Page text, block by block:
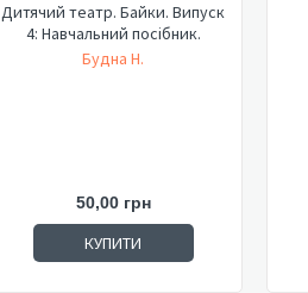
Дитячий театр. Байки. Випуск
4: Навчальний посібник.
Будна Н.
50,00 грн
КУПИТИ